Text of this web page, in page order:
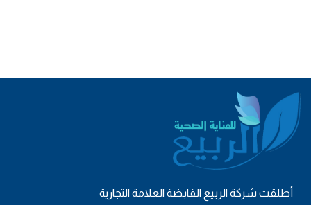
أطلقت شركة الربيع القابضة العلامة التجارية